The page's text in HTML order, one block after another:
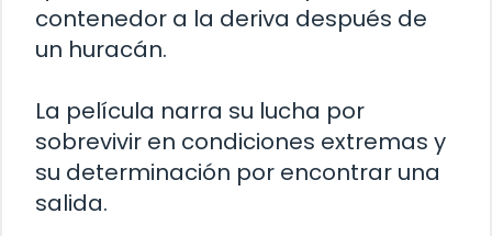
contenedor a la deriva después de
un huracán.
La película narra su lucha por
sobrevivir en condiciones extremas y
su determinación por encontrar una
salida.